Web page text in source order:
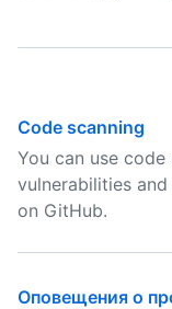
Code scanning
You can use
vulnerabilities
on GitHub.
Оповещения о